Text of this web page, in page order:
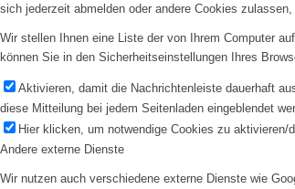
sich jederzeit abmelden oder andere Cookies
Wir stellen Ihnen eine Liste der von Ihrem Computer
können Sie in den Sicherheitseinstellungen Ihres
Aktivieren, damit die Nachrichtenleiste dauerhaft
diese Mitteilung bei jedem Seitenladen eingeblendet
Hier klicken, um notwendige Cookies zu aktivieren/
Andere externe Dienste
Wir nutzen auch verschiedene externe Dienste wie